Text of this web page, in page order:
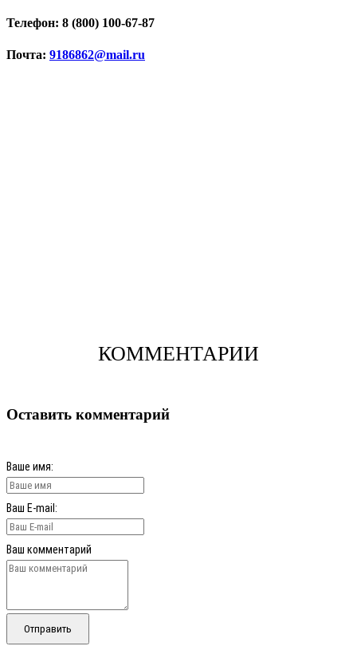
Телефон: 8 (800) 100-67-87
Почта: 9186862@mail.ru
КОММЕНТАРИИ
Оставить комментарий
Ваше имя:
Ваш E-mail:
Ваш комментарий
Отправить